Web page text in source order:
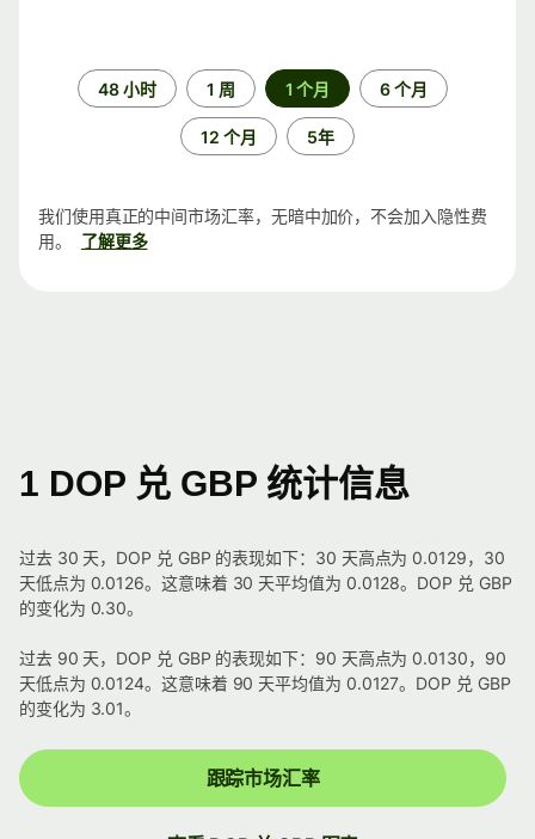
48 小时 1 周 1 个月 6 个月
12 个月 5年
我们使用真正的中间市场汇率，无暗中加价，不会加入隐性费
用。
了解更多
1 DOP 兑 GBP 统计信息
过去 30 天，DOP 兑 GBP 的表现如下：30 天高点为 0.0129，30
天低点为 0.0126。这意味着 30 天平均值为 0.0128。DOP 兑 GBP
的变化为 0.30。
过去 90 天，DOP 兑 GBP 的表现如下：90 天高点为 0.0130，90
天低点为 0.0124。这意味着 90 天平均值为 0.0127。DOP 兑 GBP
的变化为 3.01。
跟踪市场汇率